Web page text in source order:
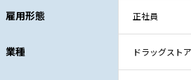
雇用形態 正社員
業種 ドラッグストア